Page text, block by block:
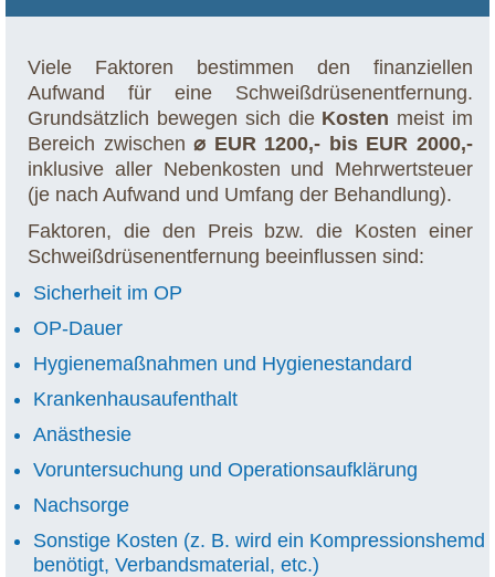
Viele Faktoren bestimmen den finanziellen
Aufwand für eine Schweißdrüsenentfernung.
Grundsätzlich bewegen sich die Kosten meist im
Bereich zwischen⌀ EUR 1200,- bis EUR 2000,-
inklusive aller Nebenkosten und Mehrwertsteuer
(je nach Aufwand und Umfang der Behandlung).
Faktoren, die den Preis bzw. die Kosten einer
Schweißdrüsenentfernung beeinflussen sind:
Sicherheit im OP
OP-Dauer
Hygienemaßnahmen und Hygienestandard
Krankenhausaufenthalt
Anästhesie
Voruntersuchung und Operationsaufklärung
Nachsorge
Sonstige Kosten (z. B. wird ein Kompressionshemd
benötigt, Verbandsmaterial, etc.)